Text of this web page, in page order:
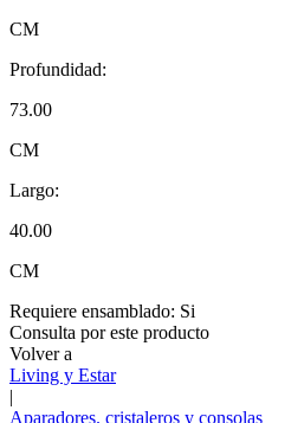
CM
Profundidad:
73.00
CM
Largo:
40.00
CM
Requiere ensamblado: Si
Consulta por este producto
Volver a
Living y Estar
|
Aparadores. cristaleros y consolas